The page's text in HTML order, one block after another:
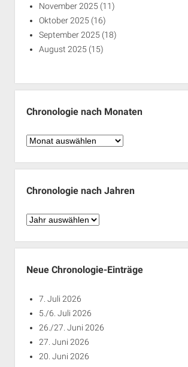
November 2025 (11)
Oktober 2025 (16)
September 2025 (18)
August 2025 (15)
Chronologie nach Monaten
Chronologie
Monaten
Chronologie nach Jahren
Chronologie
Jahren
Neue Chronologie-Einträge
7. Juli 2026
5./6. Juli 2026
26./27. Juni 2026
27. Juni 2026
20. Juni 2026